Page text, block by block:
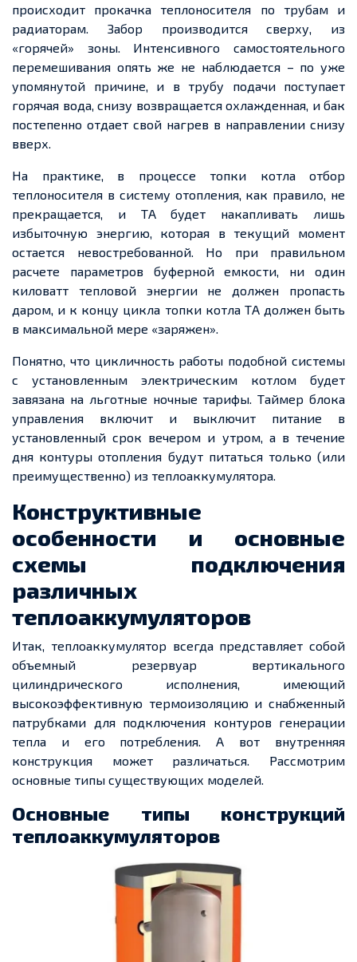
происходит прокачка теплоносителя по трубам и
радиаторам. Забор производится сверху, из
«горячей» зоны. Интенсивного самостоятельного
перемешивания опять же не наблюдается – по уже
упомянутой причине, и в трубу подачи поступает
горячая вода, снизу возвращается охлажденная, и бак
постепенно отдает свой нагрев в направлении снизу
вверх.
На практике, в процессе топки котла отбор
теплоносителя в систему отопления, как правило, не
прекращается, и ТА будет накапливать лишь
избыточную энергию, которая в текущий момент
остается невостребованной. Но при правильном
расчете параметров буферной емкости, ни один
киловатт тепловой энергии не должен пропасть
даром, и к концу цикла топки котла ТА должен быть
в максимальной мере «заряжен».
Понятно, что цикличность работы подобной системы
с установленным электрическим котлом будет
завязана на льготные ночные тарифы. Таймер блока
управления включит и выключит питание в
установленный срок вечером и утром, а в течение
дня контуры отопления будут питаться только (или
преимущественно) из теплоаккумулятора.
Конструктивные
особенности и основные
схемы подключения
различных
теплоаккумуляторов
Итак, теплоаккумулятор всегда представляет собой
объемный резервуар вертикального
цилиндрического исполнения, имеющий
высокоэффективную термоизоляцию и снабженный
патрубками для подключения контуров генерации
тепла и его потребления. А вот внутренняя
конструкция может различаться. Рассмотрим
основные типы существующих моделей.
Основные типы конструкций
теплоаккумуляторов